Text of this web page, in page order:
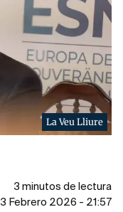
La Veu Lliure
3 minutos de lectura
Febrero 2026 - 21:57